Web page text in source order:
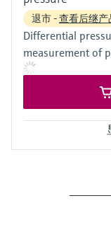
10mbar...40bar
(0.15...580psi)
主要接液部件
316L
过程膜片的材质
316L、AlloyC合金、
10mbar...40bar
(0.15...580psi)
退市 -查看后继产
Differential
measurement of